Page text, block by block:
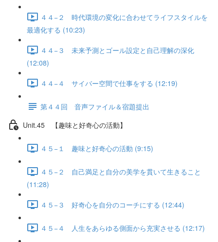
４４−２ 時代環境の変化に合わせてライフスタイルを
最適化する (10:23)
４４−３ 未来予測とゴール設定と自己理解の深化
(12:08)
４４−４ サイバー空間で仕事をする (12:19)
第４４回 音声ファイル＆宿題提出
Unit.45 【趣味と好奇心の活動】
４５−１ 趣味と好奇心の活動 (9:15)
４５−２ 自己満足と自分の美学を貫いて生きること
(11:28)
４５−３ 好奇心を自分のコーチにする (12:44)
４５−４ 人生をあらゆる側面から充実させる (12:17)